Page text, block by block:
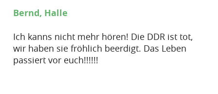
Bernd, Halle
Ich kanns nicht mehr hören! Die DDR ist tot,
wir haben sie fröhlich beerdigt. Das Leben
passiert vor euch!!!!!!